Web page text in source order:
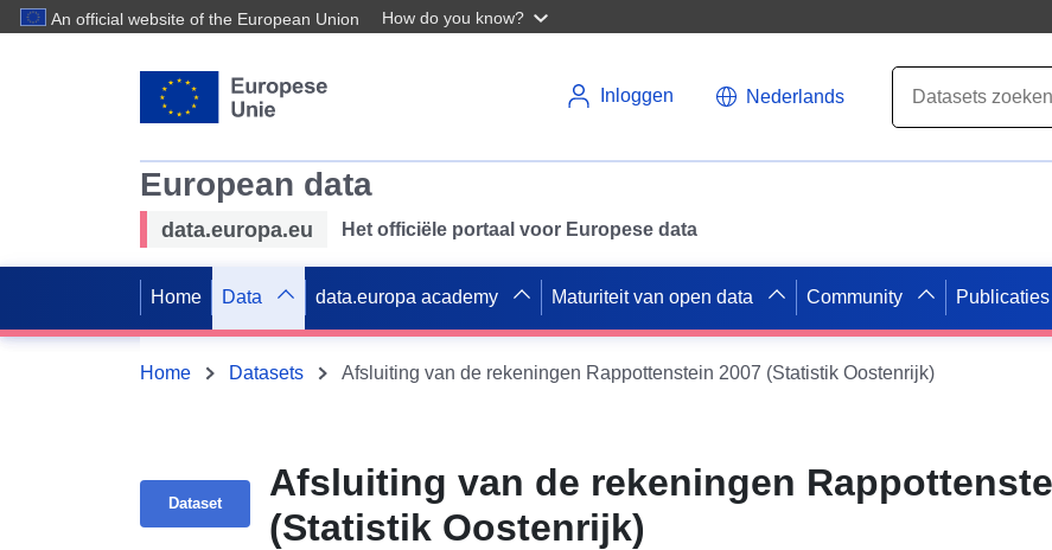
An official website of the European Union How do you know?
Inloggen Nederlands
European data
data.europa.eu Het officiële portaal voor Europese data
Home Data data.europa academy Maturiteit van open data Community Publicaties
Home Datasets Afsluiting van de rekeningen Rappottenstein 2007 (Statistik Oostenrijk)
Dataset
Afsluiting van de rekeningen
(Statistik Oostenrijk)